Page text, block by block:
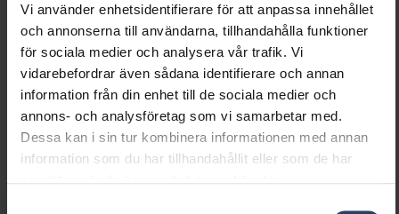
Vi använder enhetsidentifierare för att anpassa innehållet
och annonserna till användarna, tillhandahålla funktioner
för sociala medier och analysera vår trafik. Vi
vidarebefordrar även sådana identifierare och annan
information från din enhet till de sociala medier och
annons- och analysföretag som vi samarbetar med.
Dessa kan i sin tur kombinera informationen med annan
information som du har tillhandahållit eller som de har
Distorsion (THD)
20 THD
Dimning och styrning
Dimningsbar
Nej
Dimning 0-10 V
Nej
Dimning 1-10 V
Nej